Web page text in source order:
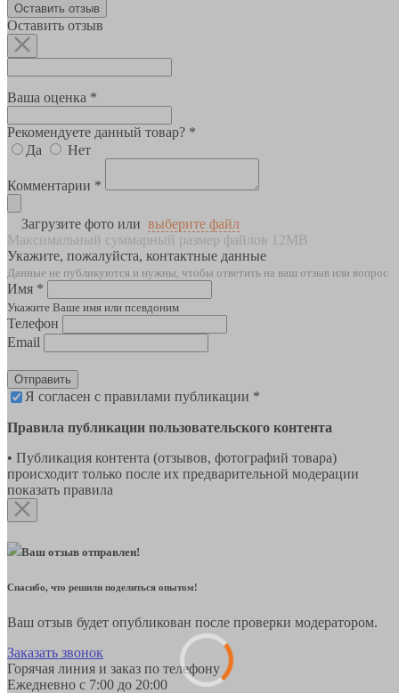
Оставить отзыв
Оставить отзыв
Ваша оценка *
Рекомендуете данный товар? *
Да
Нет
Комментарии *
Загрузите фото или выберите файл
Максимальный суммарный размер файлов 12MB
Укажите, пожалуйста, контактные данные
Данные не публикуются и нужны, чтобы ответить на ваш отзыв или вопрос
Имя *
Укажите Ваше имя или псевдоним
Телефон
Email
Отправить
Я согласен с правилами публикации *
Правила публикации пользовательского контента
• Публикация контента (отзывов, фотографий товара)
происходит только после их предварительной модерации
показать правила
Ваш отзыв отправлен!
Спасибо, что решили поделиться опытом!
Ваш отзыв будет опубликован после проверки модератором.
Заказать звонок
Горячая линия и заказ по телефону
Ежедневно с 7:00 до 20:00